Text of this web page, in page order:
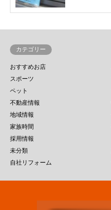
カテゴリー
おすすめお店
スポーツ
ペット
不動産情報
地域情報
家族時間
採用情報
未分類
自社リフォーム